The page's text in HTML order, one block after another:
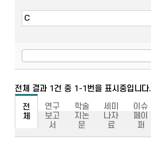
전체 결과 1건 중 1-1번을 표시중입니다.
전
체
연구
보고
서
학술
지논
문
세미
나자
료
이슈
페이
퍼